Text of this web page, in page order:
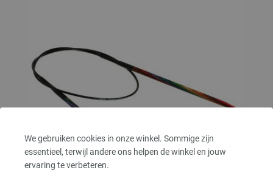
We gebruiken cookies in onze winkel. Sommige zijn
essentieel, terwijl andere ons helpen de winkel en jouw
ervaring te verbeteren.